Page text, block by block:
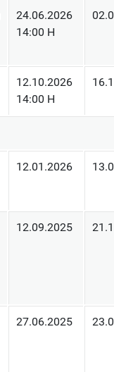
24.06.2026
14:00 H
12.10.2026
14:00 H
12.01.2026
12.09.2025
27.06.2025